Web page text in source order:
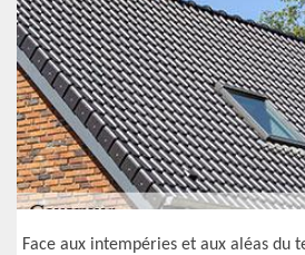
Face aux intempéries et aux aléas du